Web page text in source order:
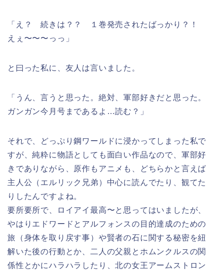
「え？ 続きは？？ １巻発売されたばっかり？！
えぇ〜〜〜っっ」
と曰った私に、友人は言いました。
「うん、言うと思った。絶対、軍部好きだと思った。
ガンガン今月号まであるよ…読む？」
それで、どっぷり鋼ワールドに浸かってしまった私で
すが、純粋に物語としても面白い作品なので、軍部好
きでありながら、原作もアニメも、どちらかと言えば
主人公（エルリック兄弟）中心に読んでたり、観てた
りしたんですよね。
要所要所で、ロイアイ最高〜と思ってはいましたが、
やはりエドワードとアルフォンスの目的達成のための
旅（身体を取り戻す事）や賢者の石に関する秘密を紐
解いた後の行動とか、二人の父親とホムンクルスの関
係性とかにハラハラしたり、北の女王アームストロン